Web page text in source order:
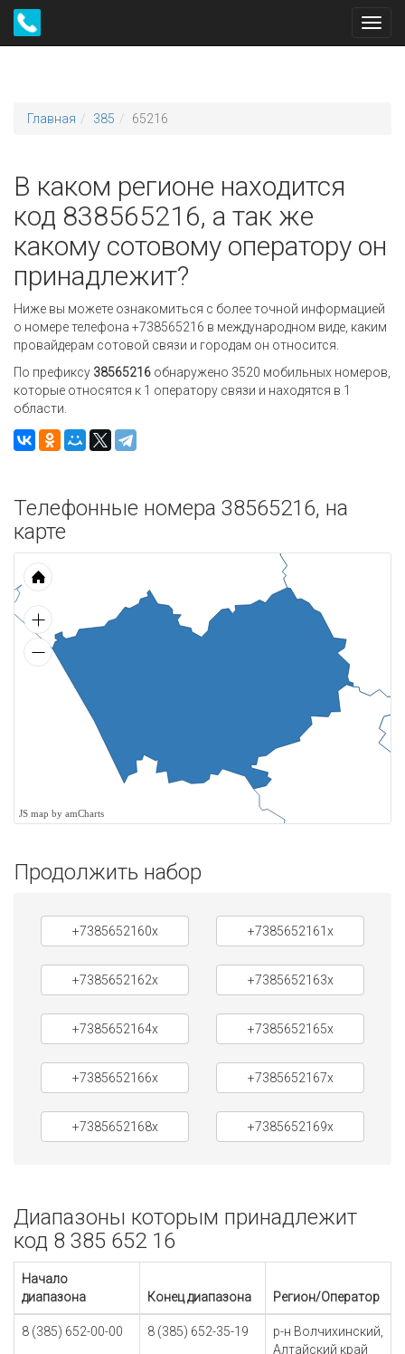
Главная 385 65216
В каком регионе находится
код 838565216, а так же
какому сотовому оператору он
принадлежит?
Ниже вы можете ознакомиться с более точной информацией
о номере телефона +738565216 в международном виде, каким
провайдерам сотовой связи и городам он относится.
По префиксу 38565216 обнаружено 3520 мобильных номеров,
которые относятся к 1 оператору связи и находятся в 1
области.
Телефонные номера 38565216, на
карте
JS map by amCharts
Продолжить набор
+7385652160x +7385652161x
+7385652162x +7385652163x
+7385652164x +7385652165x
+7385652166x +7385652167x
+7385652168x +7385652169x
Диапазоны которым принадлежит
код 8 385 652 16
Начало
диапазона
Конец диапазона Регион/Оператор
8 (385) 652-00-00 8 (385) 652-35-19
р-н Волчихинский,
Алтайский край